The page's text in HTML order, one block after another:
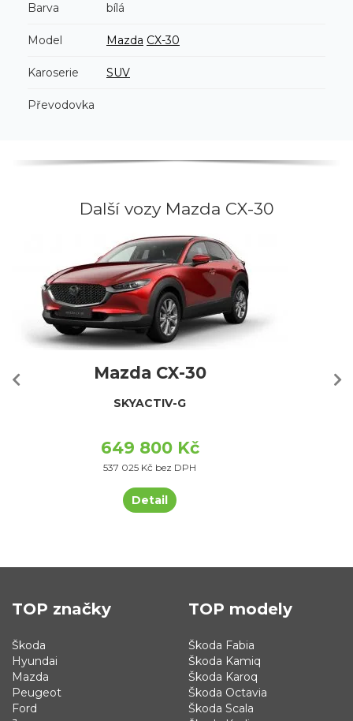
Barva bílá
Model Mazda CX-30
Karoserie SUV
Převodovka
Další vozy Mazda CX-30
Mazda CX-30
SKYACTIV-G
649 800 Kč
537 025 Kč bez DPH
Detail
TOP značky
Škoda
Hyundai
Mazda
Peugeot
Ford
TOP modely
Škoda Fabia
Škoda Kamiq
Škoda Karoq
Škoda Octavia
Škoda Scala